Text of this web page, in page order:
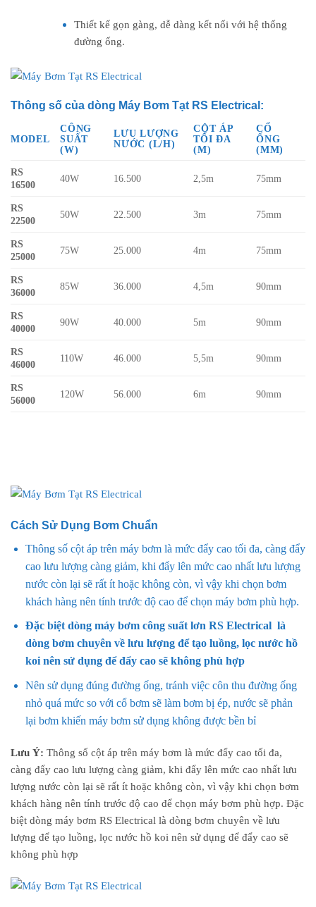
Thiết kế gọn gàng, dễ dàng kết nối với hệ thống
đường ống.
Thông số của dòng Máy Bơm Tạt RS Electrical:
MODEL
CÔNG
SUẤT
(W)
LƯU LƯỢNG
NƯỚC (L/H)
CỘT ÁP
TỐI ĐA
(M)
CỔ
ỐNG
(MM)
RS
16500
40W 16.500 2,5m 75mm
RS
22500
50W 22.500 3m 75mm
RS
25000
75W 25.000 4m 75mm
RS
36000
85W 36.000 4,5m 90mm
RS
40000
90W 40.000 5m 90mm
RS
46000
110W 46.000 5,5m 90mm
RS
56000
120W 56.000 6m 90mm
Cách Sử Dụng Bơm Chuẩn
Thông số cột áp trên máy bơm là mức đẩy cao tối đa, càng đẩy
cao lưu lượng càng giảm, khi đẩy lên mức cao nhất lưu lượng
nước còn lại sẽ rất ít hoặc không còn, vì vậy khi chọn bơm
khách hàng nên tính trước độ cao để chọn máy bơm phù hợp.
Đặc biệt dòng máy bơm công suất lơn RS Electrical là
dòng bơm chuyên về lưu lượng để tạo luồng, lọc nước hồ
koi nên sử dụng để đẩy cao sẽ không phù hợp
Nên sử dụng đúng đường ống, tránh việc côn thu đường ống
nhỏ quá mức so với cổ bơm sẽ làm bơm bị ép, nước sẽ phản
lại bơm khiến máy bơm sử dụng không được bền bỉ
Lưu Ý: Thông số cột áp trên máy bơm là mức đẩy cao tối đa,
càng đẩy cao lưu lượng càng giảm, khi đẩy lên mức cao nhất lưu
lượng nước còn lại sẽ rất ít hoặc không còn, vì vậy khi chọn bơm
khách hàng nên tính trước độ cao để chọn máy bơm phù hợp. Đặc
biệt dòng máy bơm RS Electrical là dòng bơm chuyên về lưu
lượng để tạo luồng, lọc nước hồ koi nên sử dụng để đẩy cao sẽ
không phù hợp